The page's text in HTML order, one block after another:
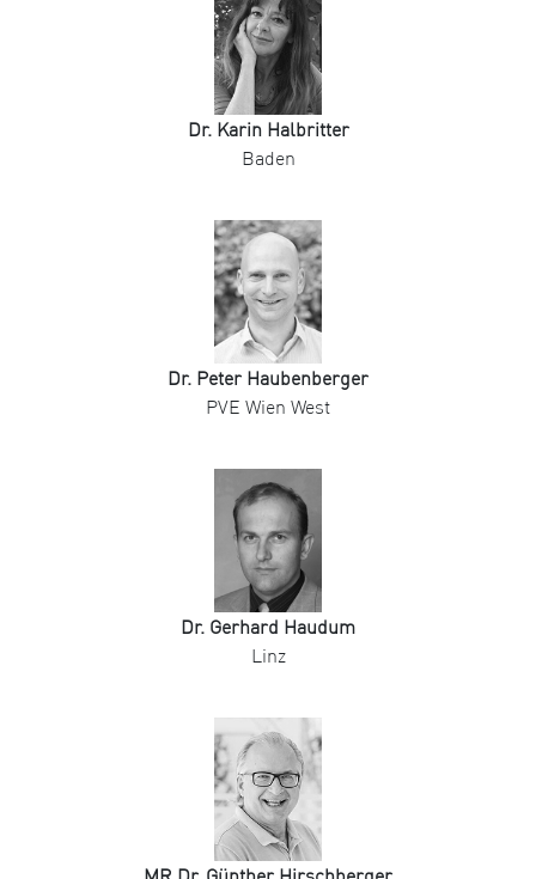
Dr. Karin Halbritter
Baden
Dr. Peter Haubenberger
PVE Wien West
Dr. Gerhard Haudum
Linz